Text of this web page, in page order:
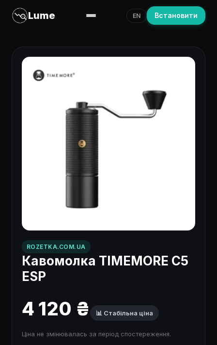
Lume EN Встановити
ROZETKA.COM.UA
Кавомолка TIMEMORE C5
ESP
4 120 ₴ 📊 Стабільна ціна
Ціна не змінювалась за період спостереження.